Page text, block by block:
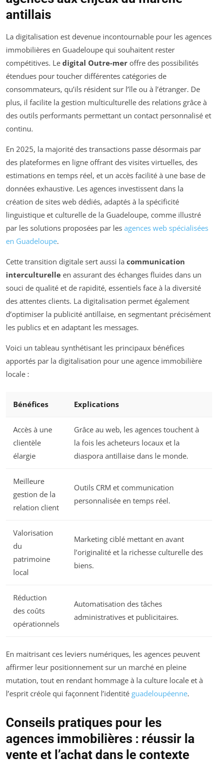
antillais
La digitalisation est devenue incontournable pour les agences
immobilières en Guadeloupe qui souhaitent rester
compétitives. Le digital Outre-mer offre des possibilités
étendues pour toucher différentes catégories de
consommateurs, qu’ils résident sur l’île ou à l’étranger. De
plus, il facilite la gestion multiculturelle des relations grâce à
des outils performants permettant un contact personnalisé et
continu.
En 2025, la majorité des transactions passe désormais par
des plateformes en ligne offrant des visites virtuelles, des
estimations en temps réel, et un accès facilité à une base de
données exhaustive. Les agences investissent dans la
création de sites web dédiés, adaptés à la spécificité
linguistique et culturelle de la Guadeloupe, comme illustré
par les solutions proposées par les agences web spécialisées
en Guadeloupe.
Cette transition digitale sert aussi la communication
interculturelle en assurant des échanges fluides dans un
souci de qualité et de rapidité, essentiels face à la diversité
des attentes clients. La digitalisation permet également
d’optimiser la publicité antillaise, en segmentant précisément
les publics et en adaptant les messages.
Voici un tableau synthétisant les principaux bénéfices
apportés par la digitalisation pour une agence immobilière
locale :
Bénéfices Explications
Accès à une
clientèle
élargie
Grâce au web, les agences touchent à
la fois les acheteurs locaux et la
diaspora antillaise dans le monde.
Meilleure
gestion de la
relation client
Outils CRM et communication
personnalisée en temps réel.
Valorisation
du
patrimoine
local
Marketing ciblé mettant en avant
l’originalité et la richesse culturelle des
biens.
Réduction
des coûts
opérationnels
Automatisation des tâches
administratives et publicitaires.
En maitrisant ces leviers numériques, les agences peuvent
affirmer leur positionnement sur un marché en pleine
mutation, tout en rendant hommage à la culture locale et à
l’esprit créole qui façonnent l’identité guadeloupéenne.
Conseils pratiques pour les
agences immobilières : réussir la
vente et l’achat dans le contexte